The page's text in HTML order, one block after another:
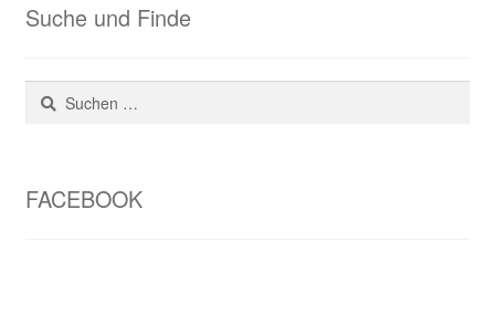
Suche und Finde
Suchen
nach:
FACEBOOK